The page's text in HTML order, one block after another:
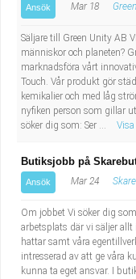
Socialt arbete
Tekniskt arbete
Transport
Informatör/
Brevbärare
Sjuksköterska,
Kock, storhushåll
Bibliotekarie
Ansök Mar 18
Säljare till Green Unity AB
människor och planeten?
marknadsföra vårt
Touch. Vår produkt gör
kemikalier och med låg
nyfiken person som gillar
söker dig som: Ser ...
Butiksjobb på
Ansök Mar 24
Om jobbet Vi söker dig
arbetsplats där vi säljer allt
hattar samt våra
intresserad av att ge våra
kunna ta eget ansvar. I